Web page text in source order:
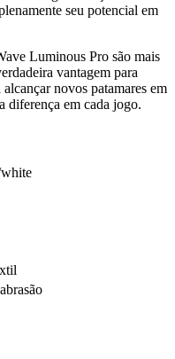
seu potencial em
Luminous Pro são mais
vantagem para
novos patamares em
diferença em cada jogo.